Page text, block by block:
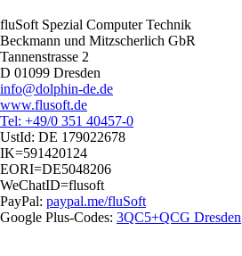
fluSoft Spezial Computer Technik
Beckmann und Mitzscherlich GbR
Tannenstrasse 2
D 01099 Dresden
info@dolphin-de.de
www.flusoft.de
Tel: +49/0 351 40457-0
UstId: DE 179022678
IK=591420124
EORI=DE5048206
WeChatID=flusoft
PayPal: paypal.me/fluSoft
Google Plus-Codes: 3QC5+QCG Dresden